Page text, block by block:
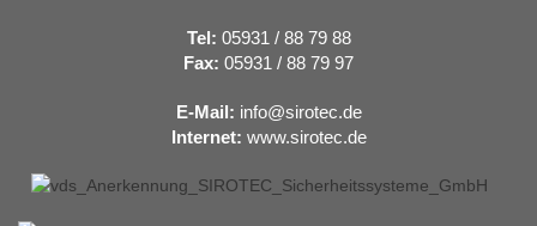
Tel: 05931 / 88 79 88
Fax: 05931 / 88 79 97
E-Mail: info@sirotec.de
Internet: www.sirotec.de